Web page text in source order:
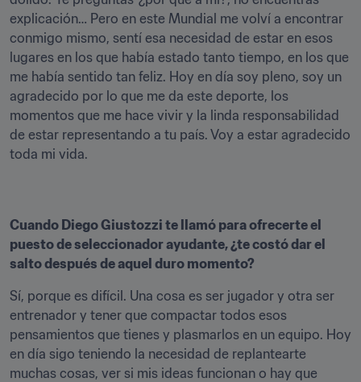
explicación… Pero en este Mundial me volví a encontrar
conmigo mismo, sentí esa necesidad de estar en esos
lugares en los que había estado tanto tiempo, en los que
me había sentido tan feliz. Hoy en día soy pleno, soy un
agradecido por lo que me da este deporte, los
momentos que me hace vivir y la linda responsabilidad
de estar representando a tu país. Voy a estar agradecido
toda mi vida.
Cuando Diego Giustozzi te llamó para ofrecerte el
puesto de seleccionador ayudante, ¿te costó dar el
salto después de aquel duro momento?
Sí, porque es difícil. Una cosa es ser jugador y otra ser
entrenador y tener que compactar todos esos
pensamientos que tienes y plasmarlos en un equipo. Hoy
en día sigo teniendo la necesidad de replantearte
muchas cosas, ver si mis ideas funcionan o hay que